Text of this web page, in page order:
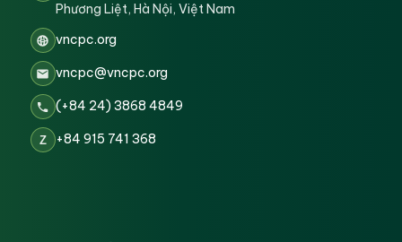
Phương Liệt, Hà Nội, Việt Nam
vncpc.org
vncpc@vncpc.org
(+84 24) 3868 4849
Z +84 915 741 368